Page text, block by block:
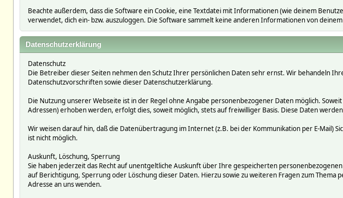
Beachte außerdem, dass die Software ein Cookie, eine Textdatei mit Informationen (wie deinem
verwendet, dich ein- bzw. auszuloggen. Die Software sammelt keine anderen Informationen von
Datenschutzerklärung
Datenschutz
Die Betreiber dieser Seiten nehmen den Schutz Ihrer persönlichen Daten sehr ernst. Wir behandeln
Datenschutzvorschriften sowie dieser Datenschutzerklärung.
Die Nutzung unserer Webseite ist in der Regel ohne Angabe personenbezogener Daten möglich.
Adressen) erhoben werden, erfolgt dies, soweit möglich, stets auf freiwilliger Basis. Diese Daten
Wir weisen darauf hin, daß die Datenübertragung im Internet (z.B. bei der Kommunikation per E-Mail)
ist nicht möglich.
Auskunft, Löschung, Sperrung
Sie haben jederzeit das Recht auf unentgeltliche Auskunft über Ihre gespeicherten
auf Berichtigung, Sperrung oder Löschung dieser Daten. Hierzu sowie zu weiteren Fragen zum
Adresse an uns wenden.